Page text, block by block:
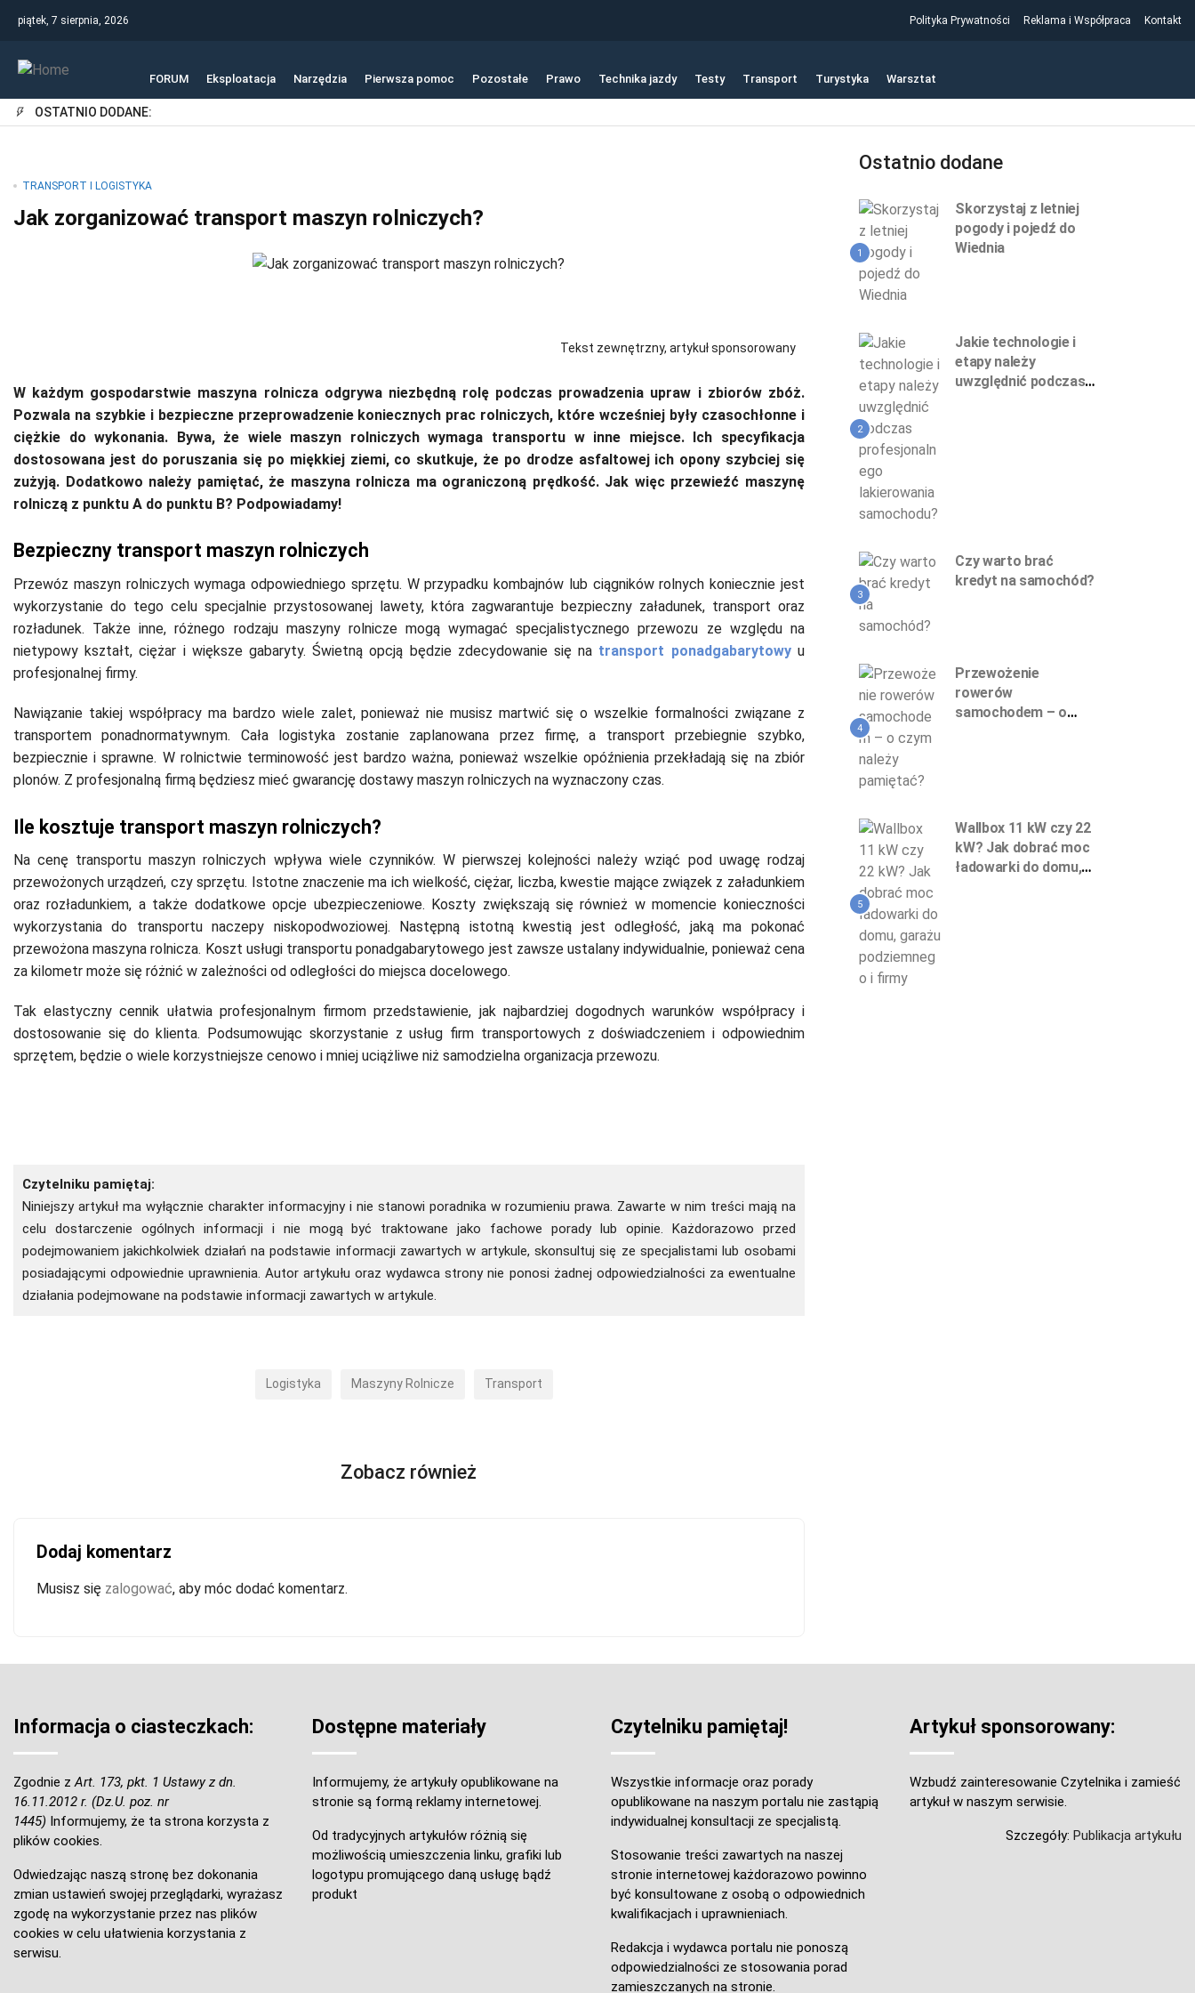
piątek, 7 sierpnia, 2026 Polityka Prywatności Reklama i Współpraca Kontakt
FORUM Eksploatacja Narzędzia Pierwsza pomoc Pozostałe Prawo Technika jazdy Testy Transport Turystyka Warsztat
OSTATNIO DODANE:
TRANSPORT I LOGISTYKA
Jak zorganizować transport maszyn rolniczych?
Tekst zewnętrzny, artykuł sponsorowany
W każdym gospodarstwie maszyna rolnicza odgrywa niezbędną rolę podczas prowadzenia upraw i zbiorów zbóż.
Pozwala na szybkie i bezpieczne przeprowadzenie koniecznych prac rolniczych, które wcześniej były czasochłonne i
ciężkie do wykonania. Bywa, że wiele maszyn rolniczych wymaga transportu w inne miejsce. Ich specyfikacja
dostosowana jest do poruszania się po miękkiej ziemi, co skutkuje, że po drodze asfaltowej ich opony szybciej się
zużyją. Dodatkowo należy pamiętać, że maszyna rolnicza ma ograniczoną prędkość. Jak więc przewieźć maszynę
rolniczą z punktu A do punktu B? Podpowiadamy!
Bezpieczny transport maszyn rolniczych
Przewóz maszyn rolniczych wymaga odpowiedniego sprzętu. W przypadku kombajnów lub ciągników rolnych koniecznie jest
wykorzystanie do tego celu specjalnie przystosowanej lawety, która zagwarantuje bezpieczny załadunek, transport oraz
rozładunek. Także inne, różnego rodzaju maszyny rolnicze mogą wymagać specjalistycznego przewozu ze względu na
nietypowy kształt, ciężar i większe gabaryty. Świetną opcją będzie zdecydowanie się na transport ponadgabarytowy u
profesjonalnej firmy.
Nawiązanie takiej współpracy ma bardzo wiele zalet, ponieważ nie musisz martwić się o wszelkie formalności związane z
transportem ponadnormatywnym. Cała logistyka zostanie zaplanowana przez firmę, a transport przebiegnie szybko,
bezpiecznie i sprawne. W rolnictwie terminowość jest bardzo ważna, ponieważ wszelkie opóźnienia przekładają się na zbiór
plonów. Z profesjonalną firmą będziesz mieć gwarancję dostawy maszyn rolniczych na wyznaczony czas.
Ile kosztuje transport maszyn rolniczych?
Na cenę transportu maszyn rolniczych wpływa wiele czynników. W pierwszej kolejności należy wziąć pod uwagę rodzaj
przewożonych urządzeń, czy sprzętu. Istotne znaczenie ma ich wielkość, ciężar, liczba, kwestie mające związek z załadunkiem
oraz rozładunkiem, a także dodatkowe opcje ubezpieczeniowe. Koszty zwiększają się również w momencie konieczności
wykorzystania do transportu naczepy niskopodwoziowej. Następną istotną kwestią jest odległość, jaką ma pokonać
przewożona maszyna rolnicza. Koszt usługi transportu ponadgabarytowego jest zawsze ustalany indywidualnie, ponieważ cena
za kilometr może się różnić w zależności od odległości do miejsca docelowego.
Tak elastyczny cennik ułatwia profesjonalnym firmom przedstawienie, jak najbardziej dogodnych warunków współpracy i
dostosowanie się do klienta. Podsumowując skorzystanie z usług firm transportowych z doświadczeniem i odpowiednim
sprzętem, będzie o wiele korzystniejsze cenowo i mniej uciążliwe niż samodzielna organizacja przewozu.
Czytelniku pamiętaj:
Niniejszy artykuł ma wyłącznie charakter informacyjny i nie stanowi poradnika w rozumieniu prawa. Zawarte w nim treści mają na
celu dostarczenie ogólnych informacji i nie mogą być traktowane jako fachowe porady lub opinie. Każdorazowo przed
podejmowaniem jakichkolwiek działań na podstawie informacji zawartych w artykule, skonsultuj się ze specjalistami lub osobami
posiadającymi odpowiednie uprawnienia. Autor artykułu oraz wydawca strony nie ponosi żadnej odpowiedzialności za ewentualne
działania podejmowane na podstawie informacji zawartych w artykule.
Logistyka Maszyny Rolnicze Transport
Zobacz również
Dodaj komentarz
Musisz się zalogować, aby móc dodać komentarz.
Ostatnio dodane
1
Skorzystaj z letniej
pogody i pojedź do
Wiednia
2
Jakie technologie i
etapy należy
uwzględnić podczas
3
Czy warto brać
kredyt na samochód?
4
Przewożenie
rowerów
samochodem – o
5
Wallbox 11 kW czy 22
kW? Jak dobrać moc
ładowarki do domu,
Informacja o ciasteczkach:
Zgodnie zArt. 173, pkt. 1 Ustawy z dn.
16.11.2012 r. (Dz.U. poz. nr
1445) Informujemy, że ta strona korzysta z
plików cookies.
Odwiedzając naszą stronę bez dokonania
zmian ustawień swojej przeglądarki, wyrażasz
zgodę na wykorzystanie przez nas plików
cookies w celu ułatwienia korzystania z
serwisu.
Dostępne materiały
Informujemy, że artykuły opublikowane na
stronie są formą reklamy internetowej.
Od tradycyjnych artykułów różnią się
możliwością umieszczenia linku, grafiki lub
logotypu promującego daną usługę bądź
produkt
Czytelniku pamiętaj!
Wszystkie informacje oraz porady
opublikowane na naszym portalu nie zastąpią
indywidualnej konsultacji ze specjalistą.
Stosowanie treści zawartych na naszej
stronie internetowej każdorazowo powinno
być konsultowane z osobą o odpowiednich
kwalifikacjach i uprawnieniach.
Redakcja i wydawca portalu nie ponoszą
odpowiedzialności ze stosowania porad
zamieszczanych na stronie.
Artykuł sponsorowany:
Wzbudź zainteresowanie Czytelnika i zamieść
artykuł w naszym serwisie.
Szczegóły: Publikacja artykułu